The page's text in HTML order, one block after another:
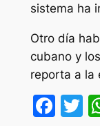
sistema ha
Otro día
cubano y
reporta a la